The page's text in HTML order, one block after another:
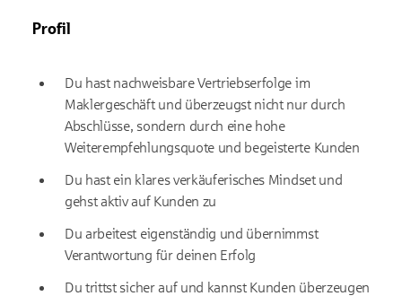
Profil
Du hast nachweisbare Vertriebserfolge im
Maklergeschäft und überzeugst nicht nur durch
Abschlüsse, sondern durch eine hohe
Weiterempfehlungsquote und begeisterte Kunden
Du hast ein klares verkäuferisches Mindset und
gehst aktiv auf Kunden zu
Du arbeitest eigenständig und übernimmst
Verantwortung für deinen Erfolg
Du trittst sicher auf und kannst Kunden überzeugen